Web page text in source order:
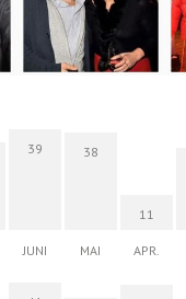
39
JUNI
38
MAI
11
APR.